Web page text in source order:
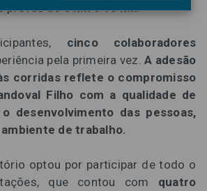
provas de5 kme10 km.
cinco colaboradores
pela primeira vez.A adesão
corridas reflete o compromisso
Filho com a qualidade de
desenvolvimento das pessoas,
de trabalho.
optou por participar de todo o
que contou com quatro